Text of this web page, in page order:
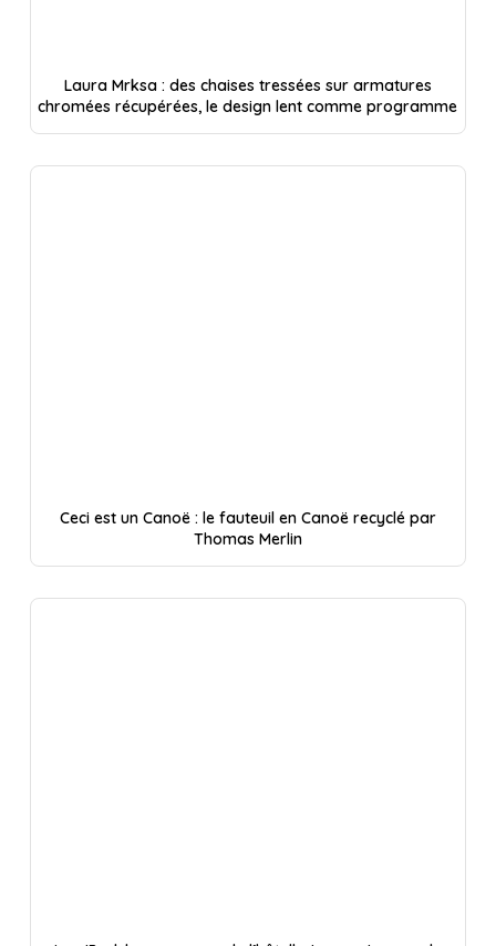
Laura Mrksa : des chaises tressées sur armatures
chromées récupérées, le design lent comme programme
Ceci est un Canoë : le fauteuil en Canoë recyclé par
Thomas Merlin